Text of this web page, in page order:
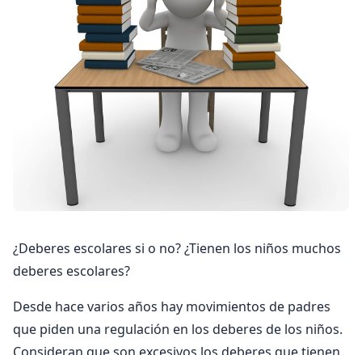
¿Deberes escolares si o no? ¿Tienen los niños muchos
deberes escolares?
Desde hace varios años hay movimientos de padres
que piden una regulación en los deberes de los niños.